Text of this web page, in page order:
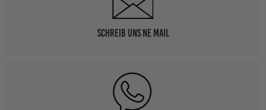
Schreib uns ne Mail